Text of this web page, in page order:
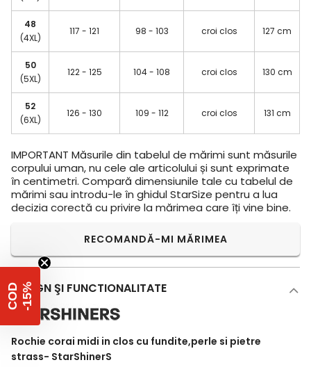
48
(4XL)
117 - 121 98 - 103 croi clos 127 cm
50
(5XL)
122 - 125 104 - 108 croi clos 130 cm
52
(6XL)
126 - 130 109 - 112 croi clos 131 cm
IMPORTANT Măsurile din tabelul de mărimi sunt măsurile
corpului uman, nu cele ale articolului și sunt exprimate
în centimetri. Compară dimensiunile tale cu tabelul de
mărimi sau introdu-le în ghidul StarSize pentru a lua
decizia corectă cu privire la mărimea care îți vine bine.
RECOMANDĂ-MI MĂRIMEA
DESIGN ŞI FUNCTIONALITATE
Rochie corai midi in clos cu fundite,perle si pietre
strass- StarShinerS
C
O
D
-
1
5 %